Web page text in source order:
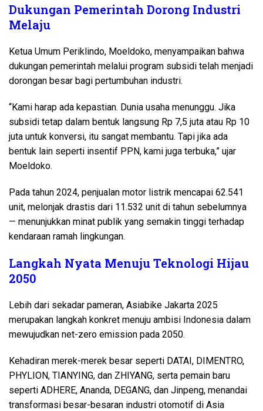
Dukungan Pemerintah Dorong Industri
Melaju
Ketua Umum Periklindo, Moeldoko, menyampaikan bahwa
dukungan pemerintah melalui program subsidi telah menjadi
dorongan besar bagi pertumbuhan industri.
“Kami harap ada kepastian. Dunia usaha menunggu. Jika
subsidi tetap dalam bentuk langsung Rp 7,5 juta atau Rp 10
juta untuk konversi, itu sangat membantu. Tapi jika ada
bentuk lain seperti insentif PPN, kami juga terbuka,” ujar
Moeldoko.
Pada tahun 2024, penjualan motor listrik mencapai 62.541
unit, melonjak drastis dari 11.532 unit di tahun sebelumnya
— menunjukkan minat publik yang semakin tinggi terhadap
kendaraan ramah lingkungan.
Langkah Nyata Menuju Teknologi Hijau
2050
Lebih dari sekadar pameran, Asiabike Jakarta 2025
merupakan langkah konkret menuju ambisi Indonesia dalam
mewujudkan net-zero emission pada 2050.
Kehadiran merek-merek besar seperti DATAI, DIMENTRO,
PHYLION, TIANYING, dan ZHIYANG, serta pemain baru
seperti ADHERE, Ananda, DEGANG, dan Jinpeng, menandai
transformasi besar-besaran industri otomotif di Asia